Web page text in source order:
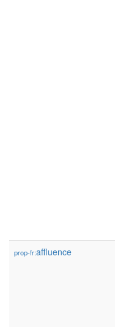
prop-fr:affluence